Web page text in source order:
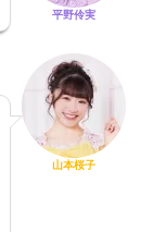
平野伶実
山本桜子